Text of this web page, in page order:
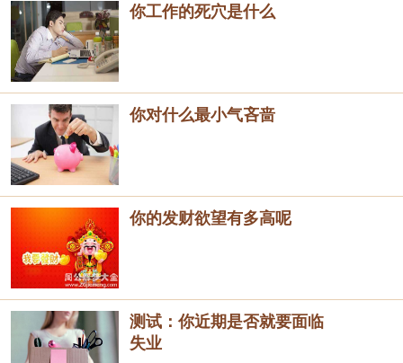
你工作的死穴是什么
你对什么最小气吝啬
你的发财欲望有多高呢
测试：你近期是否就要面临
失业